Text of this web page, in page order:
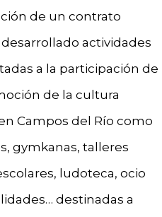
de un contrato
actividades
a la participación de
de la cultura
Campos del Río como
gymkanas, talleres
ludoteca, ocio
destinadas a